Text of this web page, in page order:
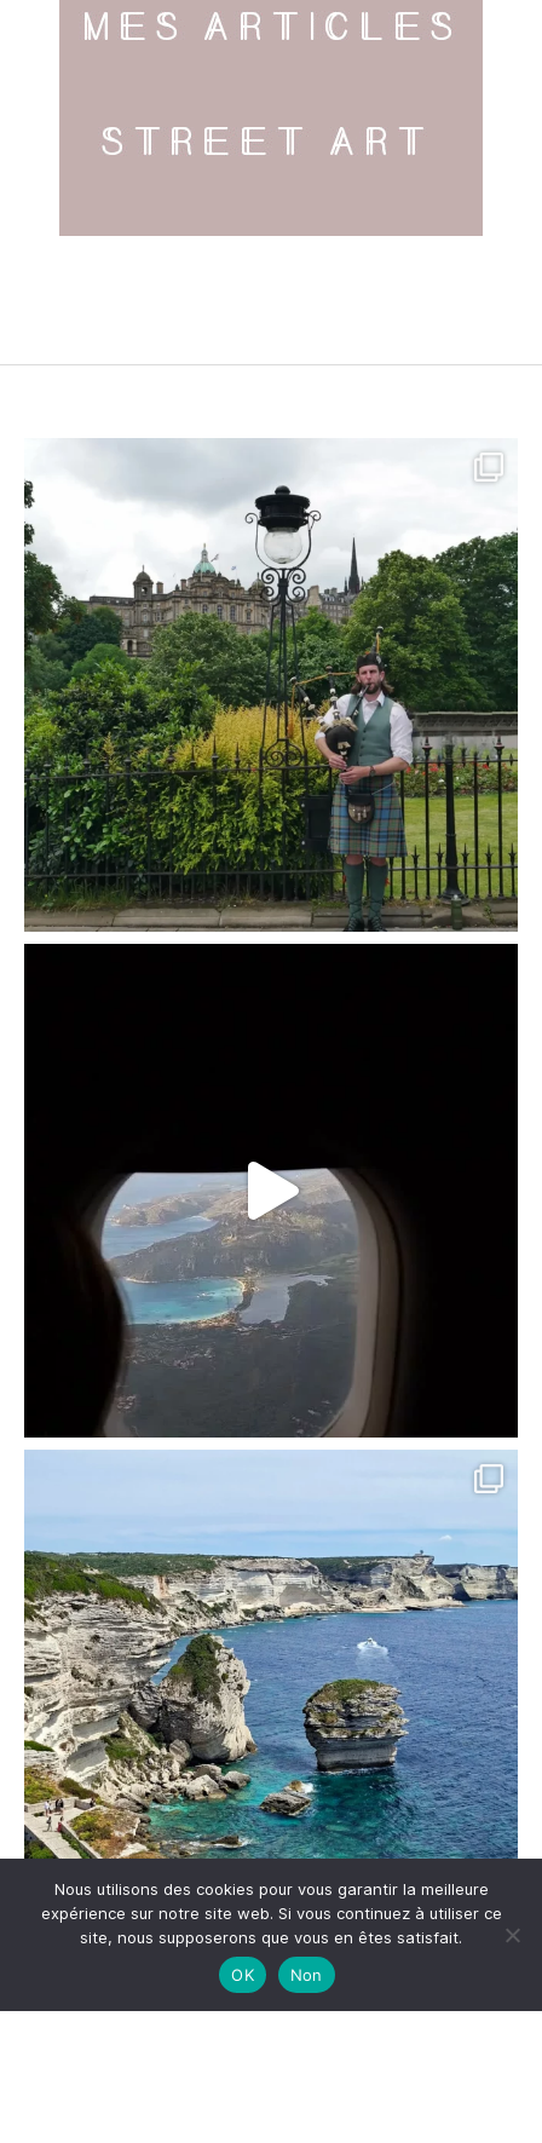
Me suivre sur Instagram
Nous utilisons des cookies pour vous garantir la meilleure
expérience sur notre site web. Si vous continuez à utiliser ce
site, nous supposerons que vous en êtes satisfait.
OK
Non